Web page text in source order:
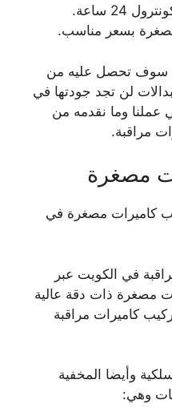
ساعة.
بسعر مناسب.
سوف تحصل عليه من
لن تجد جودتها في
عملنا وما نقدمه من
مراقبة.
مصغرة
كاميرات مصغرة في
في الكويت عبر
مصغرة ذات دقة عالية
كاميرات مراقبة
وأيضا المخفية
وهي: